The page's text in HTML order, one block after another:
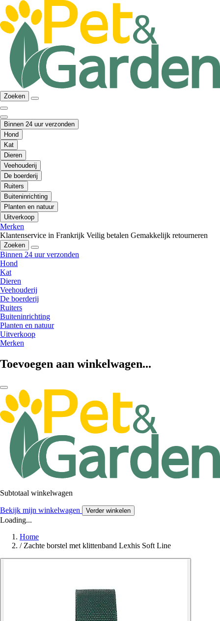
Zoeken
Binnen 24 uur verzonden
Hond
Kat
Dieren
Veehouderij
De boerderij
Ruiters
Buiteninrichting
Planten en natuur
Uitverkoop
Merken
Klantenservice in Frankrijk Veilig betalen Gemakkelijk retourneren
Zoeken
Binnen 24 uur verzonden
Hond
Kat
Dieren
Veehouderij
De boerderij
Ruiters
Buiteninrichting
Planten en natuur
Uitverkoop
Merken
Toevoegen aan winkelwagen...
Subtotaal winkelwagen
Bekijk mijn winkelwagen Verder winkelen
Loading...
Home
/ Zachte borstel met klittenband Lexhis Soft Line